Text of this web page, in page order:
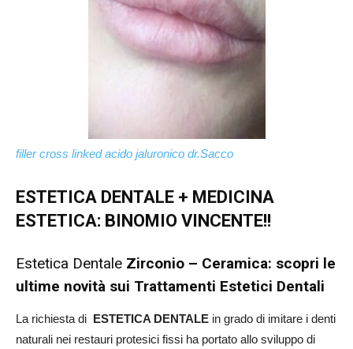
filler cross linked acido jaluronico dr.Sacco
ESTETICA DENTALE + MEDICINA
ESTETICA: BINOMIO VINCENTE!!
Estetica Dentale Zirconio – Ceramica: scopri le
ultime novità sui Trattamenti Estetici Dentali
La richiesta di ESTETICA DENTALE in grado di imitare i denti
naturali nei restauri protesici fissi ha portato allo sviluppo di